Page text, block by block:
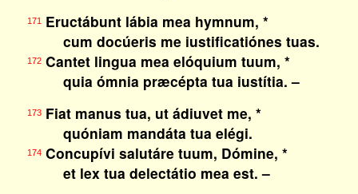
171Eructábunt lábia mea hymnum, *
cum docúeris me iustificatiónes tuas.
172Cantet lingua mea elóquium tuum, *
quia ómnia præcépta tua iustítia. –
173Fiat manus tua, ut ádiuvet me, *
quóniam mandáta tua elégi.
174Concupívi salutáre tuum, Dómine, *
et lex tua delectátio mea est. –